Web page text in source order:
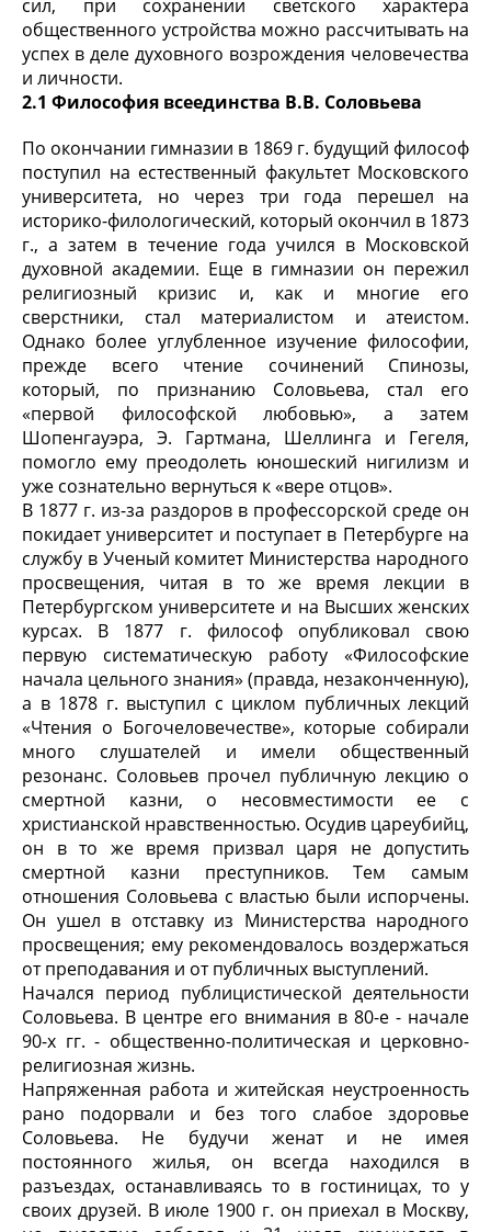
сил, при сохранении светского характера
общественного устройства можно рассчитывать на
успех в деле духовного возрождения человечества
и личности.
2.1 Философия всеединства В.В. Соловьева
По окончании гимназии в 1869 г. будущий философ
поступил на естественный факультет Московского
университета, но через три года перешел на
историко-филологический, который окончил в 1873
г., а затем в течение года учился в Московской
духовной академии. Еще в гимназии он пережил
религиозный кризис и, как и многие его
сверстники, стал материалистом и атеистом.
Однако более углубленное изучение философии,
прежде всего чтение сочинений Спинозы,
который, по признанию Соловьева, стал его
«первой философской любовью», а затем
Шопенгауэра, Э. Гартмана, Шеллинга и Гегеля,
помогло ему преодолеть юношеский нигилизм и
уже сознательно вернуться к «вере отцов».
В 1877 г. из-за раздоров в профессорской среде он
покидает университет и поступает в Петербурге на
службу в Ученый комитет Министерства народного
просвещения, читая в то же время лекции в
Петербургском университете и на Высших женских
курсах. В 1877 г. философ опубликовал свою
первую систематическую работу «Философские
начала цельного знания» (правда, незаконченную),
а в 1878 г. выступил с циклом публичных лекций
«Чтения о Богочеловечестве», которые собирали
много слушателей и имели общественный
резонанс. Соловьев прочел публичную лекцию о
смертной казни, о несовместимости ее с
христианской нравственностью. Осудив цареубийц,
он в то же время призвал царя не допустить
смертной казни преступников. Тем самым
отношения Соловьева с властью были испорчены.
Он ушел в отставку из Министерства народного
просвещения; ему рекомендовалось воздержаться
от преподавания и от публичных выступлений.
Начался период публицистической деятельности
Соловьева. В центре его внимания в 80-е - начале
90-х гг. - общественно-политическая и церковно-
религиозная жизнь.
Напряженная работа и житейская неустроенность
рано подорвали и без того слабое здоровье
Соловьева. Не будучи женат и не имея
постоянного жилья, он всегда находился в
разъездах, останавливаясь то в гостиницах, то у
своих друзей. В июле 1900 г. он приехал в Москву,